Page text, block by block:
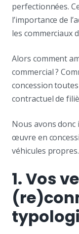
perfectionnées.
l’importance de
les commerciaux
Alors comment
commercial ?
concession
contractuel de
Nous avons
œuvre en
véhicules propres.
1. Vos